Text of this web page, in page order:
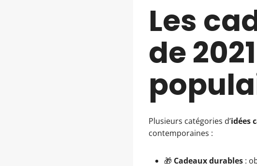
Les
de
Plusieurs catégories d’idées
contemporaines :
🎁 Cadeaux durables :